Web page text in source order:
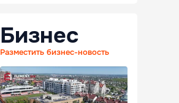
Бизнес
Разместить бизнес-новость